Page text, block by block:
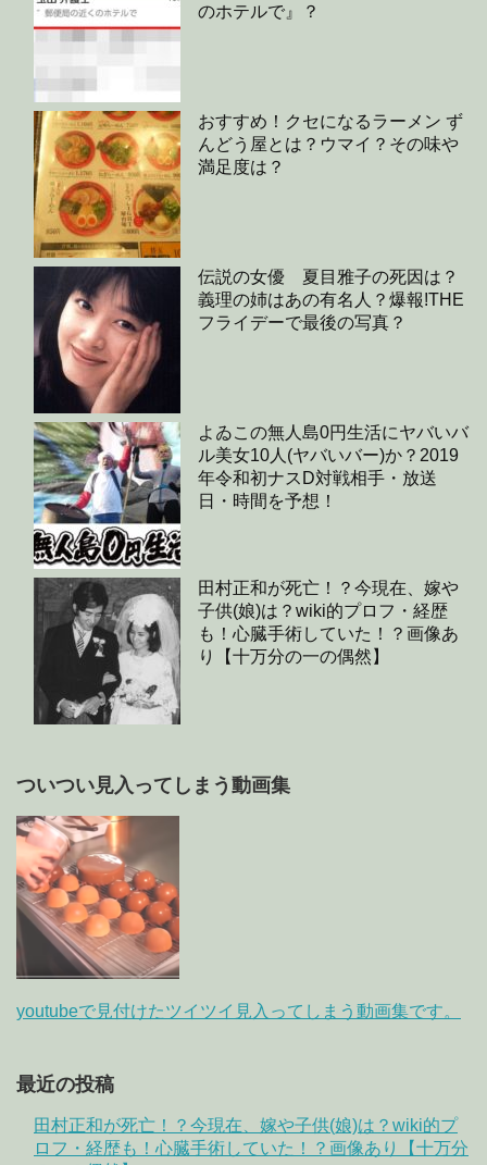
のホテルで』？
おすすめ！クセになるラーメン ず
んどう屋とは？ウマイ？その味や
満足度は？
伝説の女優 夏目雅子の死因は？
義理の姉はあの有名人？爆報!THE
フライデーで最後の写真？
よゐこの無人島0円生活にヤバいバ
ル美女10人(ヤバいバー)か？2019
年令和初ナスD対戦相手・放送
日・時間を予想！
田村正和が死亡！？今現在、嫁や
子供(娘)は？wiki的プロフ・経歴
も！心臓手術していた！？画像あ
り【十万分の一の偶然】
ついつい見入ってしまう動画集
youtubeで見付けたツイツイ見入ってしまう動画集です。
最近の投稿
田村正和が死亡！？今現在、嫁や子供(娘)は？wiki的プ
ロフ・経歴も！心臓手術していた！？画像あり【十万分